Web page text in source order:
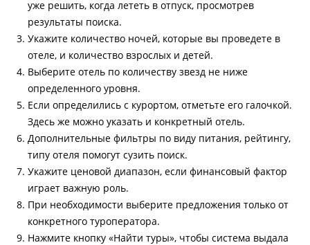
уже решить, когда лететь в отпуск, просмотрев
результаты поиска.
Укажите количество ночей, которые вы проведете в
отеле, и количество взрослых и детей.
Выберите отель по количеству звезд не ниже
определенного уровня.
Если определились с курортом, отметьте его галочкой.
Здесь же можно указать и конкретный отель.
Дополнительные фильтры по виду питания, рейтингу,
типу отеля помогут сузить поиск.
Укажите ценовой диапазон, если финансовый фактор
играет важную роль.
При необходимости выберите предложения только от
конкретного туроператора.
Нажмите кнопку «Найти туры», чтобы система выдала